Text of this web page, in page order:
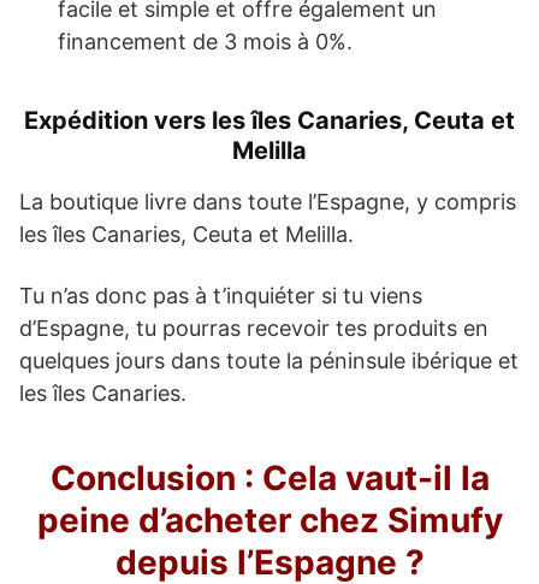
facile et simple et offre également un
financement de 3 mois à 0%.
Expédition vers les îles Canaries, Ceuta et
Melilla
La boutique livre dans toute l’Espagne, y compris
les îles Canaries, Ceuta et Melilla.
Tu n’as donc pas à t’inquiéter si tu viens
d’Espagne, tu pourras recevoir tes produits en
quelques jours dans toute la péninsule ibérique et
les îles Canaries.
Conclusion : Cela vaut-il la
peine d’acheter chez Simufy
depuis l’Espagne ?